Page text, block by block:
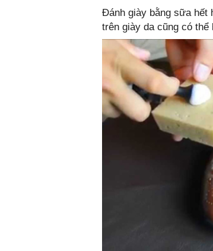
Đánh giày bằng sữa hết
trên giày da cũng có thể